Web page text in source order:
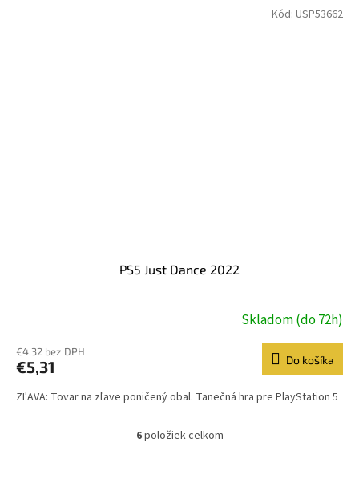
PS5 Just Dance 2022
Skladom (do 72h)
€4,32 bez DPH
€5,31 Do košíka
ZĽAVA: Tovar na zľave poničený obal. Tanečná hra pre PlayStation 5
Kód: USP53662
O
6položiek celkom